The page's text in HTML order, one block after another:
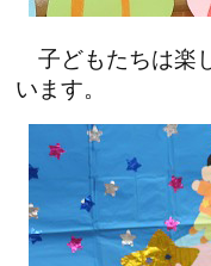
子どもたちは楽
います。